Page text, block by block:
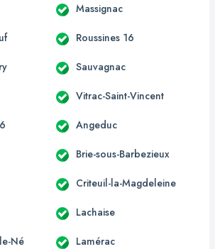
Massignac
Roussines 16
Sauvagnac
Vitrac-Saint-Vincent
Angeduc
Brie-sous-Barbezieux
Criteuil-la-Magdeleine
Lachaise
Né Lamérac